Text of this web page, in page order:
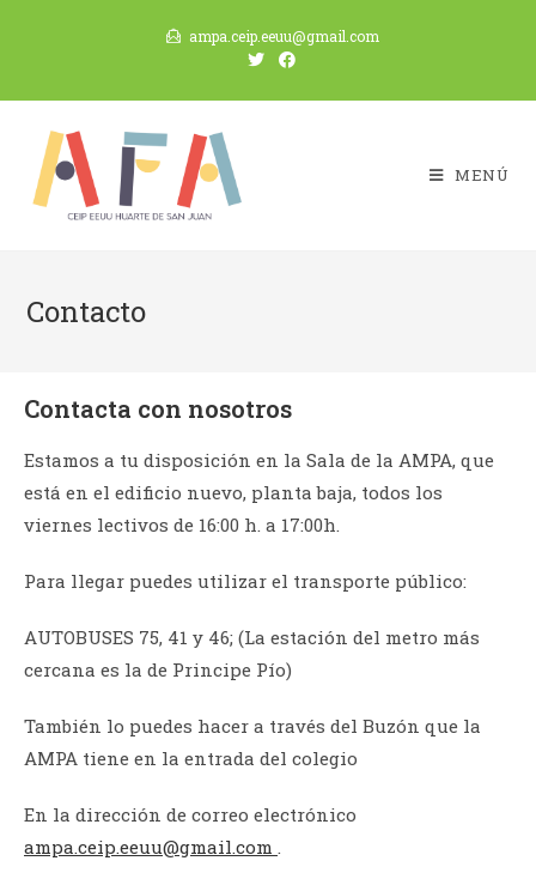
ampa.ceip.eeuu@gmail.com
MENÚ
Contacto
Contacta con nosotros
Estamos a tu disposición en la Sala de la AMPA, que
está en el edificio nuevo, planta baja, todos los
viernes lectivos de 16:00 h. a 17:00h.
Para llegar puedes utilizar el transporte público:
AUTOBUSES 75, 41 y 46; (La estación del metro más
cercana es la de Principe Pío)
También lo puedes hacer a través del Buzón que la
AMPA tiene en la entrada del colegio
En la dirección de correo electrónico
ampa.ceip.eeuu@gmail.com .